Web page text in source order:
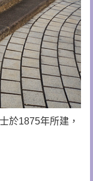
於1875年所建，